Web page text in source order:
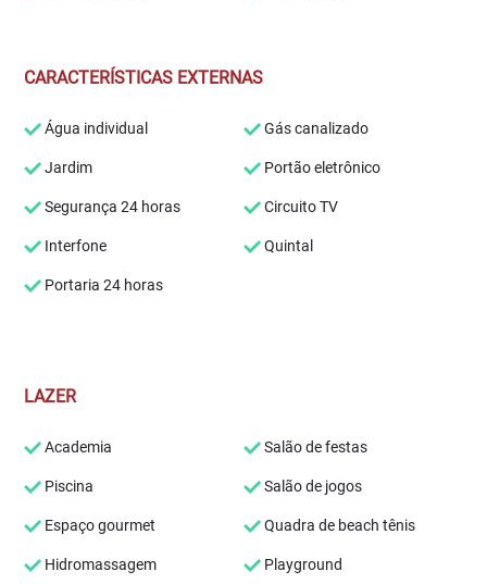
CARACTERÍSTICAS EXTERNAS
Água individual Gás canalizado
Jardim Portão eletrônico
Segurança 24 horas Circuito TV
Interfone Quintal
Portaria 24 horas
LAZER
Academia Salão de festas
Piscina Salão de jogos
Espaço gourmet Quadra de beach tênis
Hidromassagem Playground